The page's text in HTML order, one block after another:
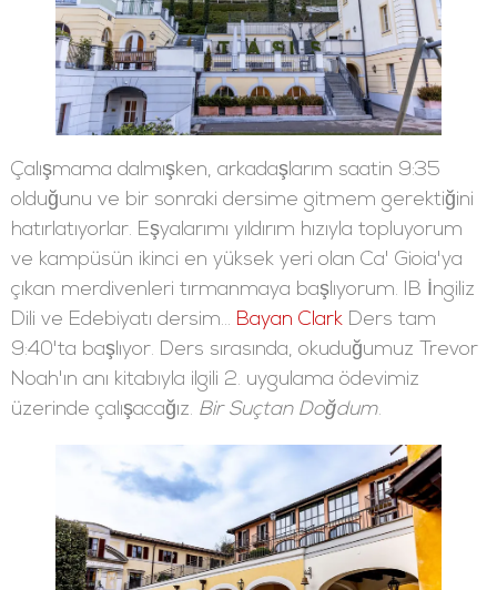
Çalışmama dalmışken, arkadaşlarım saatin 9:35
olduğunu ve bir sonraki dersime gitmem gerektiğini
hatırlatıyorlar. Eşyalarımı yıldırım hızıyla topluyorum
ve kampüsün ikinci en yüksek yeri olan Ca' Gioia'ya
çıkan merdivenleri tırmanmaya başlıyorum. IB İngiliz
Dili ve Edebiyatı dersim... Bayan Clark Ders tam
9:40'ta başlıyor. Ders sırasında, okuduğumuz Trevor
Noah'ın anı kitabıyla ilgili 2. uygulama ödevimiz
üzerinde çalışacağız. Bir Suçtan Doğdum.